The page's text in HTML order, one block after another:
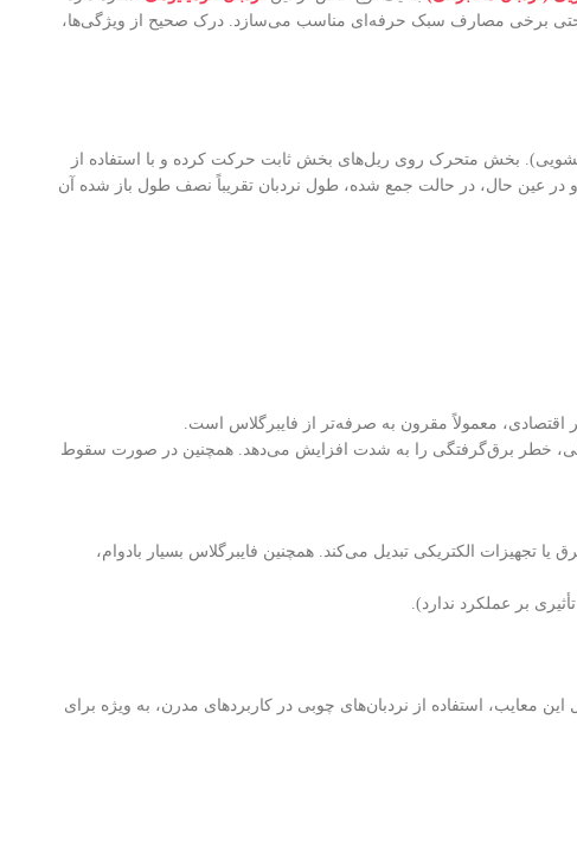
کارهای خانگی، کارگاهی و حتی برخی مصارف سبک حرفه‌ای مناسب می‌سازد. درک صحیح از ویژگی‌ها،
بخش متحرک روی ریل‌های بخش ثابت حرکت کرده و با استفاده از
و در عین حال، در حالت جمع شده، طول نردبان تقریباً نصف طول باز شده آن
معمولاً مقرون به صرفه‌تر از فایبرگلاس است.
خطر برق‌گرفتگی را به شدت افزایش می‌دهد. همچنین در صورت سقوط
تجهیزات الکتریکی تبدیل می‌کند. همچنین فایبرگلاس بسیار بادوام،
معایب، استفاده از نردبان‌های چوبی در کاربردهای مدرن، به ویژه برای